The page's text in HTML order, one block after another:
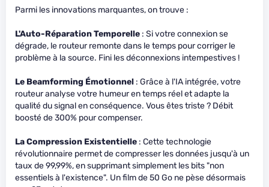
Parmi les innovations marquantes, on trouve :
L'Auto-Réparation Temporelle : Si votre connexion se
dégrade, le routeur remonte dans le temps pour corriger le
problème à la source. Fini les déconnexions intempestives !
Le Beamforming Émotionnel : Grâce à l'IA intégrée, votre
routeur analyse votre humeur en temps réel et adapte la
qualité du signal en conséquence. Vous êtes triste ? Débit
boosté de 300% pour compenser.
La Compression Existentielle : Cette technologie
révolutionnaire permet de compresser les données jusqu'à un
taux de 99,99%, en supprimant simplement les bits "non
essentiels à l'existence". Un film de 50 Go ne pèse désormais